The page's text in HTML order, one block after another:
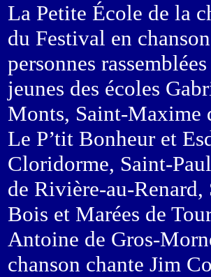
La Petite École de la
du Festival en
personnes
jeunes des écoles
Monts, Saint-Maxime
Le P’tit Bonheur et
Cloridorme, Saint-
de Rivière-au-
Bois et Marées de
Antoine de Gros-
chanson chante Jim